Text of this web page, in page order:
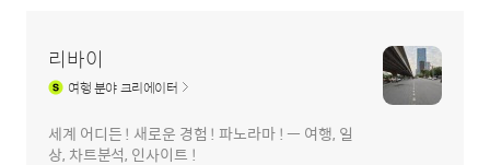
리바이
여행분야 크리에이터
세계 어디든 ! 새로운 경험 ! 파노라마 ! ㅡ 여행, 일
상, 차트분석, 인사이트 !